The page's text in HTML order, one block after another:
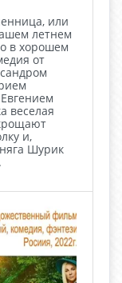
или
летнем
в хорошем
от
веселая
и,
Шурик